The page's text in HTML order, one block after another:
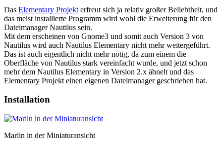
Das Elementary Projekt erfreut sich ja relativ großer Beliebtheit, und
das meist installierte Programm wird wohl die Erweiterung für den
Dateimanager Nautilus sein.
Mit dem erscheinen von Gnome3 und somit auch Version 3 von
Nautilus wird auch Nautilus Elementary nicht mehr weitergeführt.
Das ist auch eigentlich nicht mehr nötig, da zum einem die
Oberfläche von Nautilus stark vereinfacht wurde, und jetzt schon
mehr dem Nautilus Elementary in Version 2.x ähnelt und das
Elementary Projekt einen eigenen Dateimanager geschrieben hat.
Installation
Marlin in der Miniaturansicht